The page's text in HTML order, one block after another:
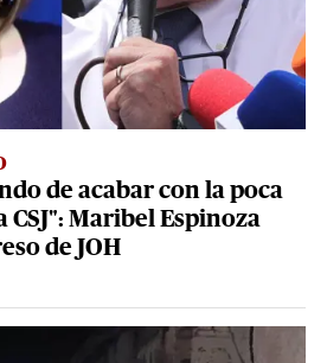
de acabar con la poca
Maribel Espinoza
de JOH